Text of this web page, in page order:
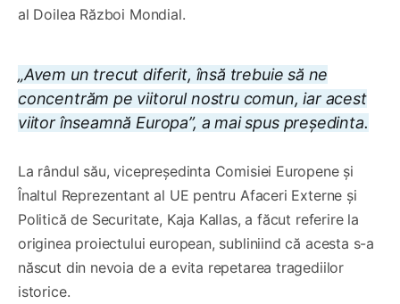
al Doilea Război Mondial.
„Avem un trecut diferit, însă trebuie să ne
concentrăm pe viitorul nostru comun, iar acest
viitor înseamnă Europa”, a mai spus președinta.
La rândul său, vicepreședinta Comisiei Europene și
Înaltul Reprezentant al UE pentru Afaceri Externe și
Politică de Securitate, Kaja Kallas, a făcut referire la
originea proiectului european, subliniind că acesta s-a
născut din nevoia de a evita repetarea tragediilor
istorice.